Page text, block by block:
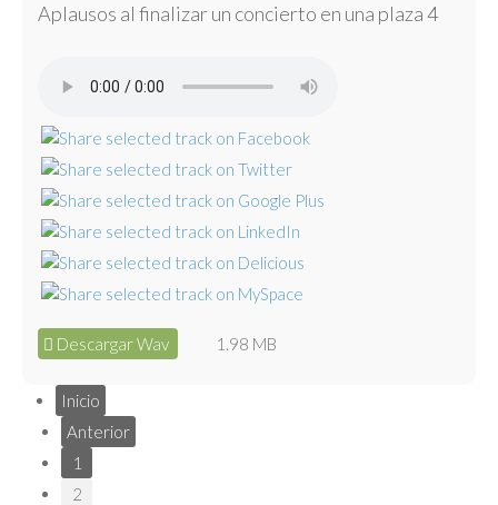
Aplausos al finalizar un concierto en una plaza 4
Descargar Wav 1.98 MB
Inicio
Anterior
1
2